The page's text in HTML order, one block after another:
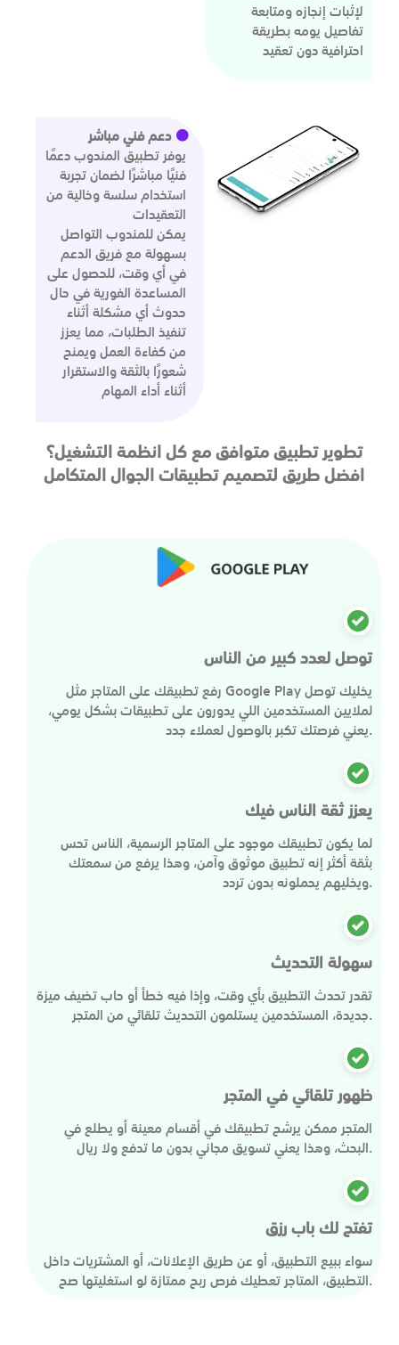
لإثبات إنجازه ومتابعة
تفاصيل يومه بطريقة
احترافية دون تعقيد
دعم فني مباشر
يوفر تطبيق المندوب دعمًا
فنيًا مباشرًا لضمان تجربة
استخدام سلسة وخالية من
التعقيدات
يمكن للمندوب التواصل
بسهولة مع فريق الدعم
في أي وقت، للحصول على
المساعدة الفورية في حال
حدوث أي مشكلة أثناء
تنفيذ الطلبات، مما يعزز
من كفاءة العمل ويمنح
شعورًا بالثقة والاستقرار
أثناء أداء المهام
تطوير تطبيق متوافق مع كل انظمة التشغيل؟
افضل طريق لتصميم تطبيقات الجوال المتكامل
توصل لعدد كبير من الناس
رفع تطبيقك على المتاجر مثل Google Play يخليك توصل
لملايين المستخدمين اللي يدورون على تطبيقات بشكل يومي،
يعني فرصتك تكبر بالوصول لعملاء جدد.
يعزز ثقة الناس فيك
لما يكون تطبيقك موجود على المتاجر الرسمية، الناس تحس
بثقة أكثر إنه تطبيق موثوق وآمن، وهذا يرفع من سمعتك
ويخليهم يحملونه بدون تردد.
سهولة التحديث
تقدر تحدث التطبيق بأي وقت، وإذا فيه خطأ أو حاب تضيف ميزة
جديدة، المستخدمين يستلمون التحديث تلقائي من المتجر.
ظهور تلقائي في المتجر
المتجر ممكن يرشح تطبيقك في أقسام معينة أو يطلع في
البحث، وهذا يعني تسويق مجاني بدون ما تدفع ولا ريال.
تفتح لك باب رزق
سواء ببيع التطبيق، أو عن طريق الإعلانات، أو المشتريات داخل
التطبيق، المتاجر تعطيك فرص ربح ممتازة لو استغليتها صح.